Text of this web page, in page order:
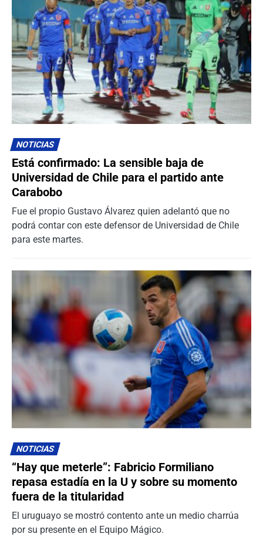
NOTICIAS
Está confirmado: La sensible baja de
Universidad de Chile para el partido ante
Carabobo
Fue el propio Gustavo Álvarez quien adelantó que no
podrá contar con este defensor de Universidad de Chile
para este martes.
NOTICIAS
“Hay que meterle”: Fabricio Formiliano
repasa estadía en la U y sobre su momento
fuera de la titularidad
El uruguayo se mostró contento ante un medio charrúa
por su presente en el Equipo Mágico.